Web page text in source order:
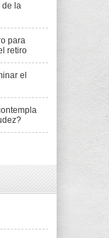
de la
para
retiro
el